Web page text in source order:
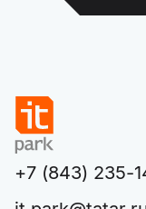
+7 (843) 235-